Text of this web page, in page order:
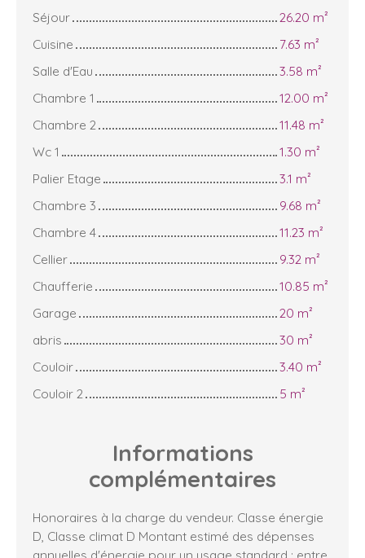
Séjour
26.20 m²
Cuisine
7.63 m²
Salle d'Eau
3.58 m²
Chambre 1
12.00 m²
Chambre 2
11.48 m²
Wc 1
1.30 m²
Palier Etage
3.1 m²
Chambre 3
9.68 m²
Chambre 4
11.23 m²
Cellier
9.32 m²
Chaufferie
10.85 m²
Garage
20 m²
abris
30 m²
Couloir
3.40 m²
Couloir 2
5 m²
Informations
complémentaires
Honoraires à la charge du vendeur. Classe énergie
D, Classe climat D Montant estimé des dépenses